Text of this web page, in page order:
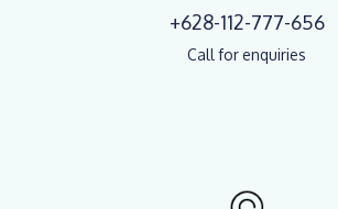
+628-112-777-656
Call for enquiries